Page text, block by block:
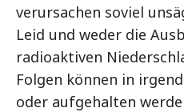
verursachen soviel
Leid und weder die
radioaktiven
Folgen können in
oder aufgehalten